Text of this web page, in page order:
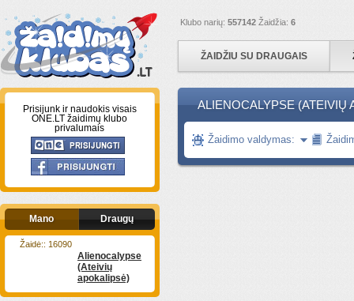
Klubo narių: 557142 Žaidžia: 6
ŽAIDŽIU SU DRAUGAIS
Prisijunk ir naudokis visais
ONE.LT žaidimų klubo
privalumais
Mano Draugų
Alienocalypse
(Ateivių
apokalipsė)
Žaidė:: 16090
ALIENOCALYPSE (ATEIVIŲ
Žaidimo valdymas: